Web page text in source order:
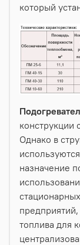
который
конструкции
Однако в
назначение
топлива для